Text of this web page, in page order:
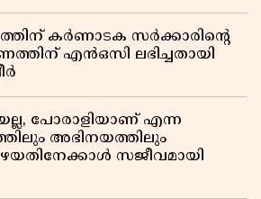
കർണാടക സർക്കാരിൻ്റെ
എൻഒസി ലഭിച്ചതായി
പോരാളിയാണ് എന്ന
അഭിനയത്തിലും
സജീവമായി